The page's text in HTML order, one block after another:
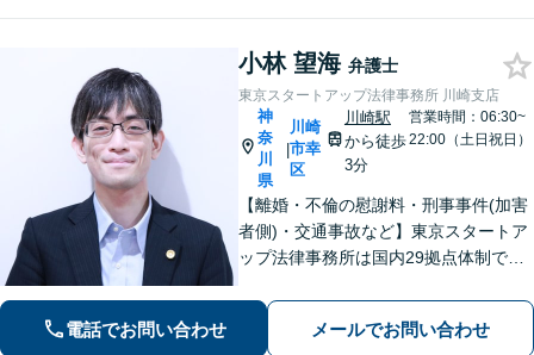
小林 望海 弁護士
東京スタートアップ法律事務所 川崎支店
神
奈
川
県
|
川崎
市幸
区
川崎駅
から徒歩
3分
営業時間：06:30~
22:00（土日祝日）
【離婚・不倫の慰謝料・刑事事件(加害
者側)・交通事故など】東京スタートア
ップ法律事務所は国内29拠点体制で全
対応(法律相談は完全予約制)】各分野で
専門性の高い弁護士が寄り添い解決を
電話でお問い合わせ メールでお問い合わせ